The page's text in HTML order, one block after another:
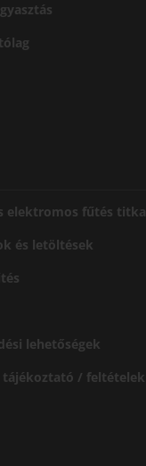
elektromos fűtés titka
és letöltések
lehetőségek
/ feltételek